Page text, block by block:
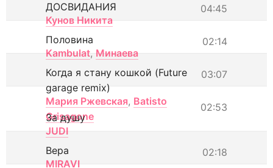
04:45
ДОСВИДАНИЯ
Кунов Никита
02:14
Половина
Kambulat, Минаева
03:07
Когда я стану кошкой (Future
garage remix)
Мария Ржевская, Batisto
Grisagone
02:53
За душу
JUDI
02:18
Вера
MIRAVI